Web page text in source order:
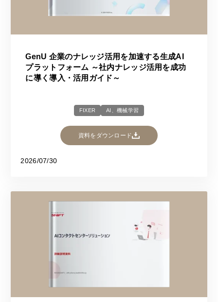
GenU 企業のナレッジ活用を加速する生成AI
プラットフォーム ～社内ナレッジ活用を成功
に導く導入・活用ガイド～
FIXER AI、機械学習
資料をダウンロード
2026/07/30